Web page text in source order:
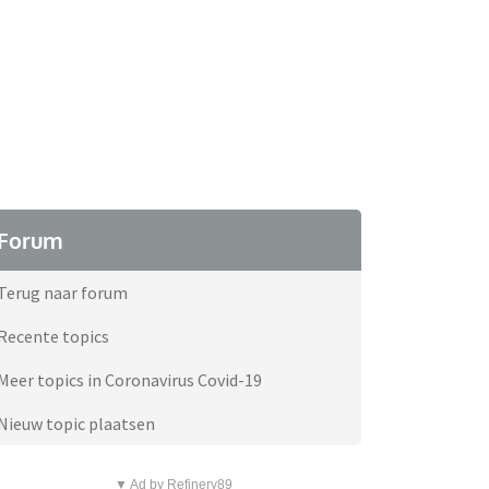
naar forum
topics
topics in Coronavirus Covid-19
topic plaatsen
▼ Ad by Refinery89